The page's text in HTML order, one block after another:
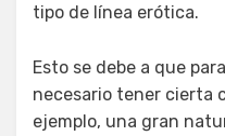
tipo de línea erótica.
Esto se debe a que
necesario tener cierta
ejemplo, una gran